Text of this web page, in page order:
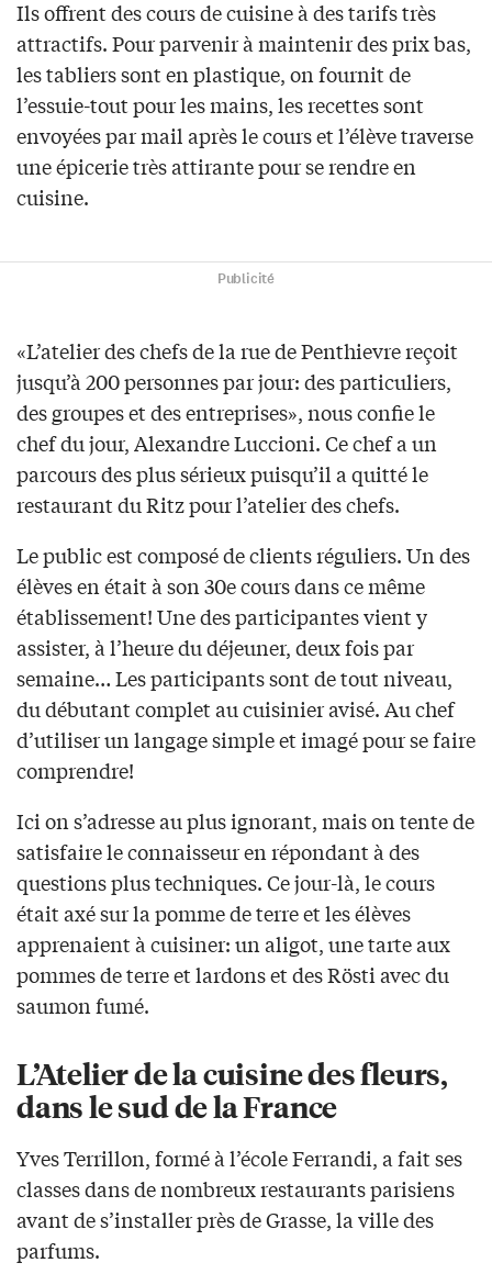
Ils offrent des cours de cuisine à des tarifs très
attractifs. Pour parvenir à maintenir des prix bas,
les tabliers sont en plastique, on fournit de
l’essuie-tout pour les mains, les recettes sont
envoyées par mail après le cours et l’élève traverse
une épicerie très attirante pour se rendre en
cuisine.
Publicité
«L’atelier des chefs de la rue de Penthievre reçoit
jusqu’à 200 personnes par jour: des particuliers,
des groupes et des entreprises», nous confie le
chef du jour, Alexandre Luccioni. Ce chef a un
parcours des plus sérieux puisqu’il a quitté le
restaurant du Ritz pour l’atelier des chefs.
Le public est composé de clients réguliers. Un des
élèves en était à son 30e cours dans ce même
établissement! Une des participantes vient y
assister, à l’heure du déjeuner, deux fois par
semaine… Les participants sont de tout niveau,
du débutant complet au cuisinier avisé. Au chef
d’utiliser un langage simple et imagé pour se faire
comprendre!
Ici on s’adresse au plus ignorant, mais on tente de
satisfaire le connaisseur en répondant à des
questions plus techniques. Ce jour-là, le cours
était axé sur la pomme de terre et les élèves
apprenaient à cuisiner: un aligot, une tarte aux
pommes de terre et lardons et des Rösti avec du
saumon fumé.
L’Atelier de la cuisine des fleurs,
dans le sud de la France
Yves Terrillon, formé à l’école Ferrandi, a fait ses
classes dans de nombreux restaurants parisiens
avant de s’installer près de Grasse, la ville des
parfums.